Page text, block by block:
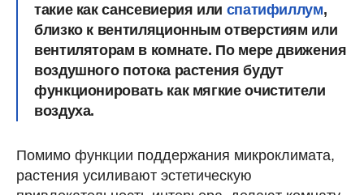
такие как сансевиерия или спатифиллум,
близко к вентиляционным отверстиям или
вентиляторам в комнате. По мере движения
воздушного потока растения будут
функционировать как мягкие очистители
воздуха.
Помимо функции поддержания микроклимата,
растения усиливают эстетическую